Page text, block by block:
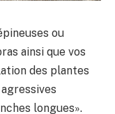
ou
ainsi que vos
des plantes
longues».